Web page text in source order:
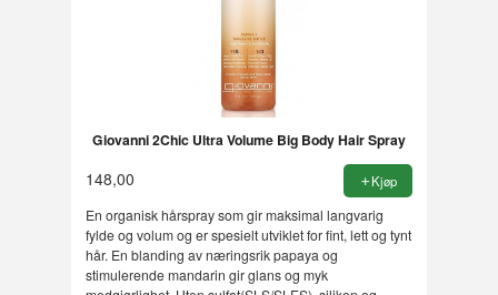
Giovanni 2Chic Ultra Volume Big Body Hair Spray
148,00 Kjøp
En organisk hårspray som gir maksimal langvarig
fylde og volum og er spesielt utviklet for fint, lett og tynt
hår. En blanding av næringsrik papaya og
stimulerende mandarin gir glans og myk